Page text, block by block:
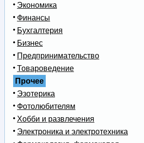
Экономика
Финансы
Бухгалтерия
Бизнес
Предпринимательство
Товароведение
Прочее
Эзотерика
Фотолюбителям
Хобби и развлечения
Электроника и электротехника